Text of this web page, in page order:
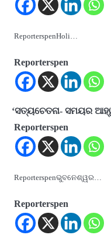
ReporterspenHoli…
Reporterspen
‘ସତ୍ୟଚେତନା- ସମୟର
Reporterspen
Reporterspenଭୁବନେଶ୍ୱର…
Reporterspen